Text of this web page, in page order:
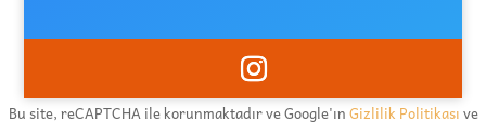
Bu site, reCAPTCHA ile korunmaktadır ve Google'ınGizlilik Politikasıve